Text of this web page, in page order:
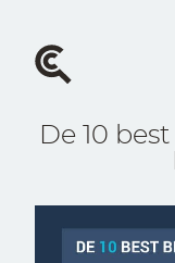
naar
De 10